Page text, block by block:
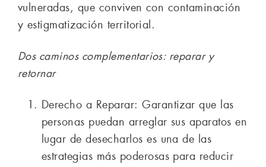
vulneradas, que conviven con contaminación
y estigmatización territorial.
Dos caminos complementarios: reparar y
retornar
Derecho a Reparar: Garantizar que las
personas puedan arreglar sus aparatos en
lugar de desecharlos es una de las
estrategias más poderosas para reducir